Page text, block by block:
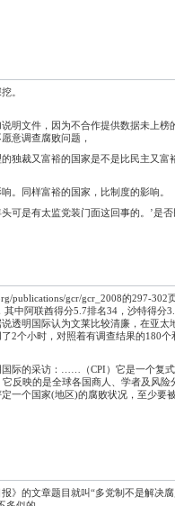
。
明文件，因为不合作提供数据未上榜
意调查腐败问题，
独裁又富裕的国家是不是比民主又富
。同样富裕的国家，比制度的影响。
可是有太监党装门面这回事的。’是否
publications/gcr/gcr_2008的297-302
其中阿联酋得分5.7排名34，沙特得分
透明国际认为文莱比较清廉，在亚太
2个小时，对照着有调查结果的180
际的采访：……（CPI）它是一个复
反映的是全球各国商人、学者及风
一个国家(地区)的腐败状况，至少要
》的文章题目就叫“多党制不是解决